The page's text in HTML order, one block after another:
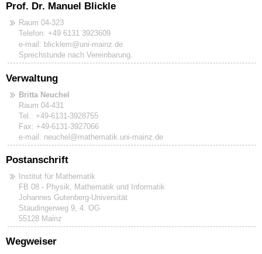
Prof. Dr. Manuel Blickle
Raum 04-323
Telefon: +49 6131 3923609
e-mail: blicklem@uni-mainz.de
Sprechstunde nach Vereinbarung.
Verwaltung
Britta Neuchel
Raum 04-431
Tel.: +49-6131-3928755
Fax: +49-6131-3927066
e-mail: neuchel@mathematik.uni-mainz.de
Postanschrift
Institut für Mathematik
FB 08 - Physik, Mathematik und Informatik
Johannes Gutenberg-Universität
Staudingerweg 9, 4. OG
55128 Mainz
Wegweiser